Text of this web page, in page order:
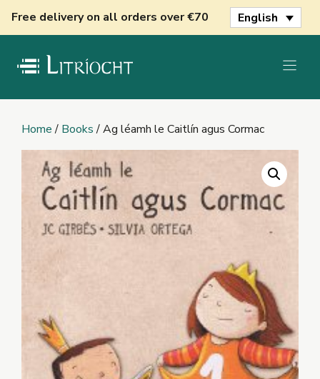
Free delivery on all orders over €70 English
Home/ Books/ Ag léamh le Caitlín agus Cormac